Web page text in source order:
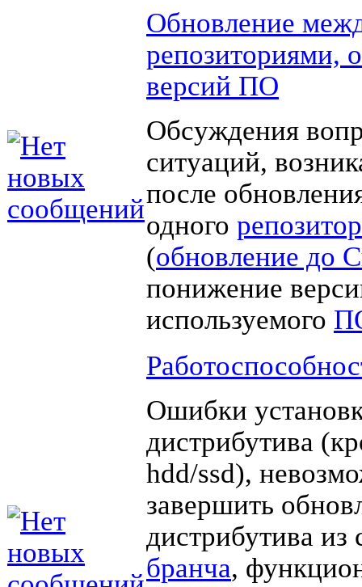
Обновление
репозиториями,
версий ПО
Обсуждения
ситуаций,
после
одного
(обновление до
понижение
используемого
Ошибки
дистрибутива
hdd/ssd),
завершить
дистрибутива из
бранча,